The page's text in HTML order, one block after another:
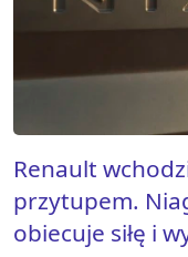
Renault
przytupem.
obiecuje siłę i